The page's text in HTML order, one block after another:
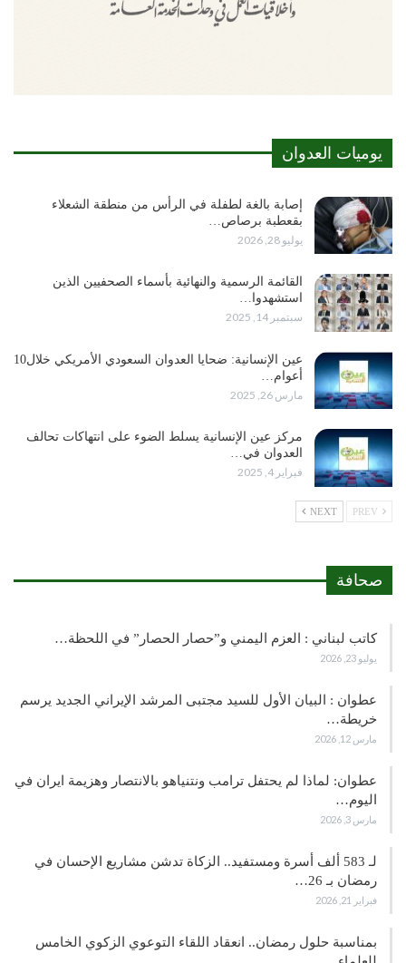
يوميات العدوان
إصابة بالغة لطفلة في الرأس من منطقة الشعلاء
بقعطبة برصاص…
يوليو 28, 2026
القائمة الرسمية والنهائية بأسماء الصحفيين الذين
استشهدوا…
سبتمبر 14, 2025
عين الإنسانية: ضحايا العدوان السعودي الأمريكي خلال10
أعوام…
مارس 26, 2025
مركز عين الإنسانية يسلط الضوء على انتهاكات تحالف
العدوان في…
فبراير 4, 2025
NEXT
صحافة
كاتب لبناني : العزم اليمني و”حصار الحصار” في اللحظة…
يوليو 23, 2026
عطوان : البيان الأول للسيد مجتبى المرشد الإيراني الجديد يرسم
خريطة…
مارس 12, 2026
عطوان: لماذا لم يحتفل ترامب ونتنياهو بالانتصار وهزيمة ايران في
اليوم…
مارس 3, 2026
لـ 583 ألف أسرة ومستفيد.. الزكاة تدشن مشاريع الإحسان في
رمضان بـ 26…
فبراير 21, 2026
بمناسبة حلول رمضان.. انعقاد اللقاء التوعوي الزكوي الخامس